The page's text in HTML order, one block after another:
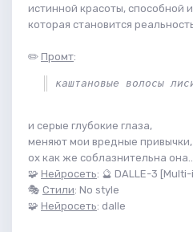
истинной красоты, способной
которая становится
✏️ Промт:
каштановые волосы
и серые глубокие глаза,
меняют мои вредные привычки,
ох как же соблазнительна
🧩 Нейросеть: 🔮 DALLE-3
🎭 Стили: No style
🧩 Нейросеть: dalle